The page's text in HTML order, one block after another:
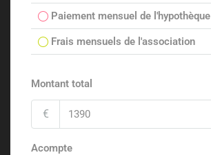
Paiement mensuel de l'hypothèque
Frais mensuels de l'association
Montant total
€
Acompte